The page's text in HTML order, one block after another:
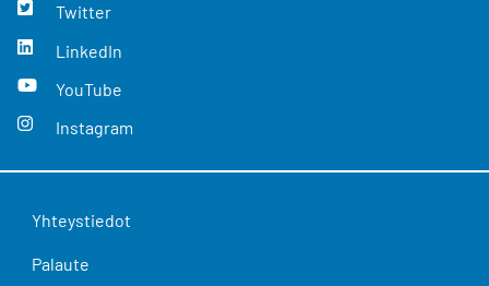
Twitter
LinkedIn
YouTube
Instagram
Yhteystiedot
Palaute